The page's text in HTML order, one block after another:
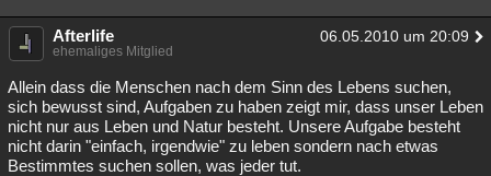
Afterlife 06.05.2010 um 20:09
ehemaliges Mitglied
Allein dass die Menschen nach dem Sinn des Lebens suchen,
sich bewusst sind, Aufgaben zu haben zeigt mir, dass unser Leben
nicht nur aus Leben und Natur besteht. Unsere Aufgabe besteht
nicht darin "einfach, irgendwie" zu leben sondern nach etwas
Bestimmtes suchen sollen, was jeder tut.